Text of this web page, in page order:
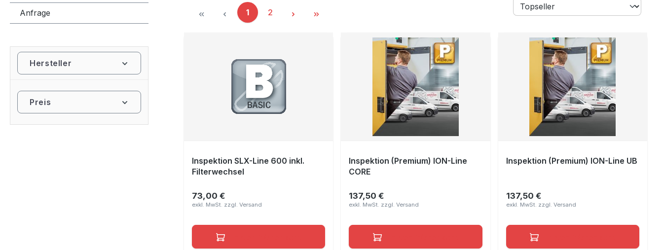
Anfrage
Hersteller
Preis
Seite
1 Seite
2
Inspektion SLX-Line 600 inkl.
Filterwechsel
Regulärer Preis:
73,00 €
Inspektion (Premium) ION-Line
CORE
Regulärer Preis:
137,50 €
Inspektion (Premium) ION-Line UB
Regulärer Preis:
137,50 €